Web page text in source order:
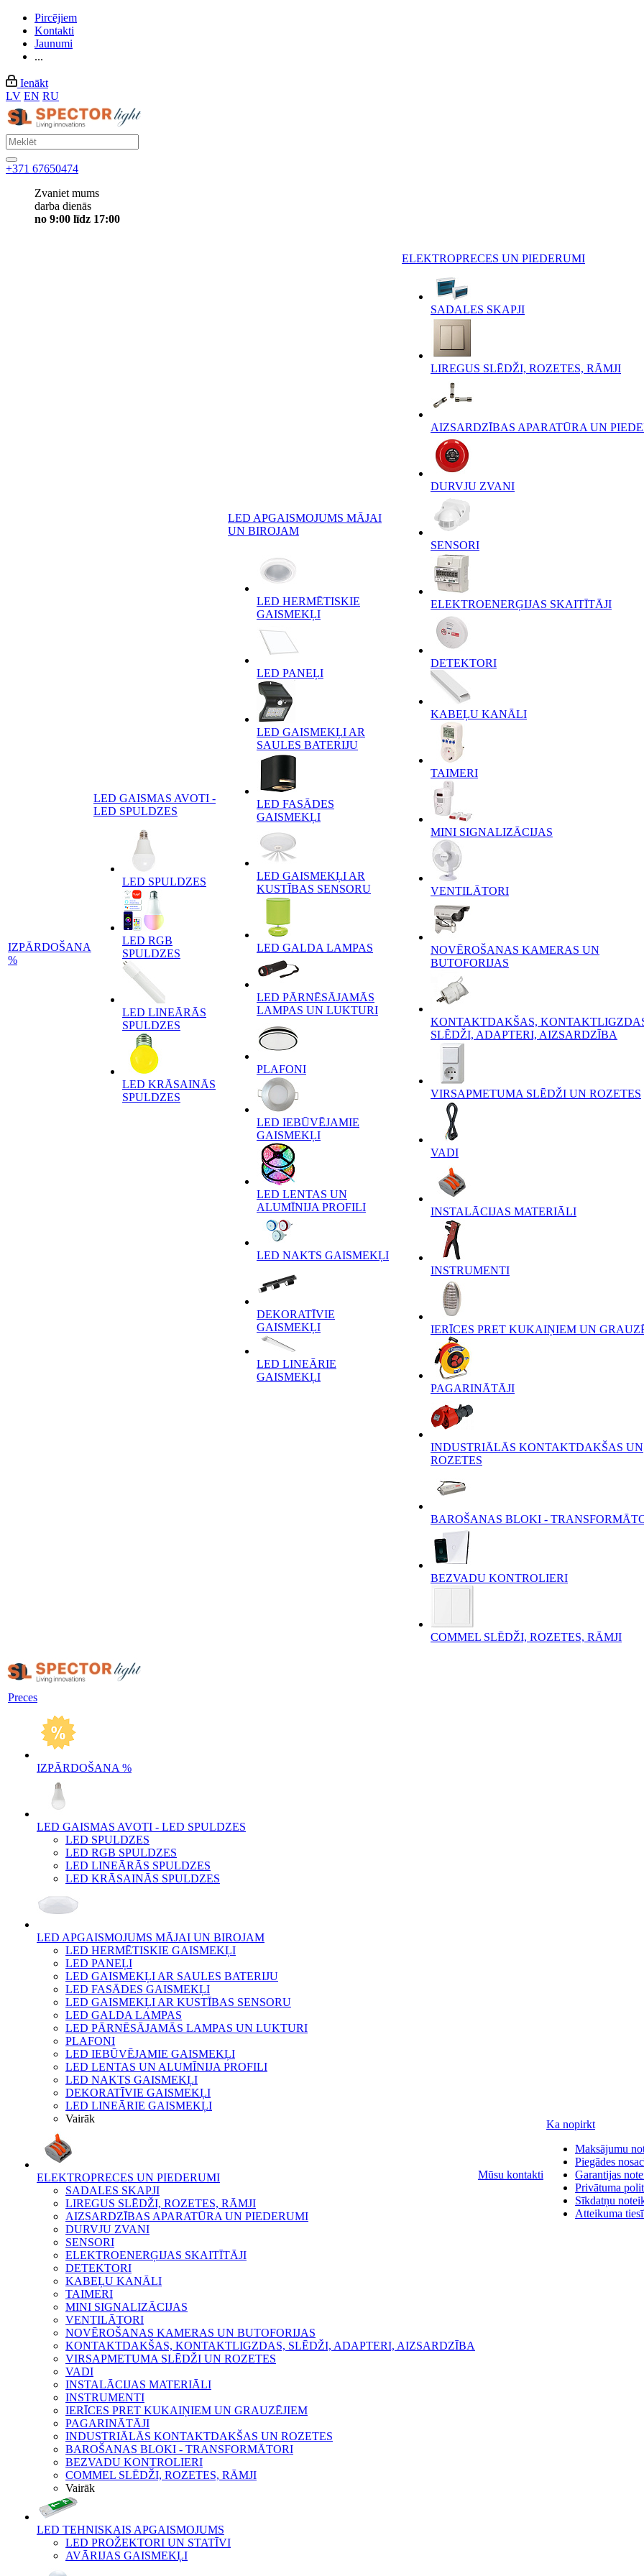
Pircējiem
Kontakti
Jaunumi
...
Ienākt
LV EN RU
+371 67650474
Zvaniet mums
darba dienās
no 9:00 līdz 17:00
IZPĀRDOŠANA
%
LED GAISMAS AVOTI -
LED SPULDZES
LED SPULDZES
LED RGB
SPULDZES
LED LINEĀRĀS
SPULDZES
LED KRĀSAINĀS
SPULDZES
LED APGAISMOJUMS MĀJAI
UN BIROJAM
LED HERMĒTISKIE
GAISMEKĻI
LED PANEĻI
LED GAISMEKĻI AR
SAULES BATERIJU
LED FASĀDES
GAISMEKĻI
LED GAISMEKĻI AR
KUSTĪBAS SENSORU
LED GALDA LAMPAS
LED PĀRNĒSĀJAMĀS
LAMPAS UN LUKTURI
PLAFONI
LED IEBŪVĒJAMIE
GAISMEKĻI
LED LENTAS UN
ALUMĪNIJA PROFILI
LED NAKTS GAISMEKĻI
DEKORATĪVIE
GAISMEKĻI
LED LINEĀRIE
GAISMEKĻI
ELEKTROPRECES UN PIEDERUMI
SADALES SKAPJI
LIREGUS SLĒDŽI, ROZETES, RĀMJI
AIZSARDZĪBAS APARATŪRA UN
DURVJU ZVANI
SENSORI
ELEKTROENERĢIJAS SKAITĪTĀJI
DETEKTORI
KABEĻU KANĀLI
TAIMERI
MINI SIGNALIZĀCIJAS
VENTILĀTORI
NOVĒROŠANAS KAMERAS UN
BUTOFORIJAS
KONTAKTDAKŠAS,
SLĒDŽI, ADAPTERI, AIZSARDZĪBA
VIRSAPMETUMA SLĒDŽI UN ROZETES
VADI
INSTALĀCIJAS MATERIĀLI
INSTRUMENTI
IERĪCES PRET KUKAIŅIEM UN
PAGARINĀTĀJI
INDUSTRIĀLĀS KONTAKTDAKŠAS UN
ROZETES
BAROŠANAS BLOKI -
BEZVADU KONTROLIERI
COMMEL SLĒDŽI, ROZETES, RĀMJI
Preces
IZPĀRDOŠANA %
LED GAISMAS AVOTI - LED SPULDZES
LED SPULDZES
LED RGB SPULDZES
LED LINEĀRĀS SPULDZES
LED KRĀSAINĀS SPULDZES
LED APGAISMOJUMS MĀJAI UN BIROJAM
LED HERMĒTISKIE GAISMEKĻI
LED PANEĻI
LED GAISMEKĻI AR SAULES BATERIJU
LED FASĀDES GAISMEKĻI
LED GAISMEKĻI AR KUSTĪBAS SENSORU
LED GALDA LAMPAS
LED PĀRNĒSĀJAMĀS LAMPAS UN LUKTURI
PLAFONI
LED IEBŪVĒJAMIE GAISMEKĻI
LED LENTAS UN ALUMĪNIJA PROFILI
LED NAKTS GAISMEKĻI
DEKORATĪVIE GAISMEKĻI
LED LINEĀRIE GAISMEKĻI
Vairāk
ELEKTROPRECES UN PIEDERUMI
SADALES SKAPJI
LIREGUS SLĒDŽI, ROZETES, RĀMJI
AIZSARDZĪBAS APARATŪRA UN PIEDERUMI
DURVJU ZVANI
SENSORI
ELEKTROENERĢIJAS SKAITĪTĀJI
DETEKTORI
KABEĻU KANĀLI
TAIMERI
MINI SIGNALIZĀCIJAS
VENTILĀTORI
NOVĒROŠANAS KAMERAS UN BUTOFORIJAS
KONTAKTDAKŠAS, KONTAKTLIGZDAS, SLĒDŽI, ADAPTERI, AIZSARDZĪBA
VIRSAPMETUMA SLĒDŽI UN ROZETES
VADI
INSTALĀCIJAS MATERIĀLI
INSTRUMENTI
IERĪCES PRET KUKAIŅIEM UN GRAUZĒJIEM
PAGARINĀTĀJI
INDUSTRIĀLĀS KONTAKTDAKŠAS UN ROZETES
BAROŠANAS BLOKI - TRANSFORMĀTORI
BEZVADU KONTROLIERI
COMMEL SLĒDŽI, ROZETES, RĀMJI
Vairāk
LED TEHNISKAIS APGAISMOJUMS
LED PROŽEKTORI UN STATĪVI
AVĀRIJAS GAISMEKĻI
Mūsu kontakti
Ka nopirkt
Maksājumu
Piegādes
Garantijas
Privātuma
Sīkdatņu
Atteikuma